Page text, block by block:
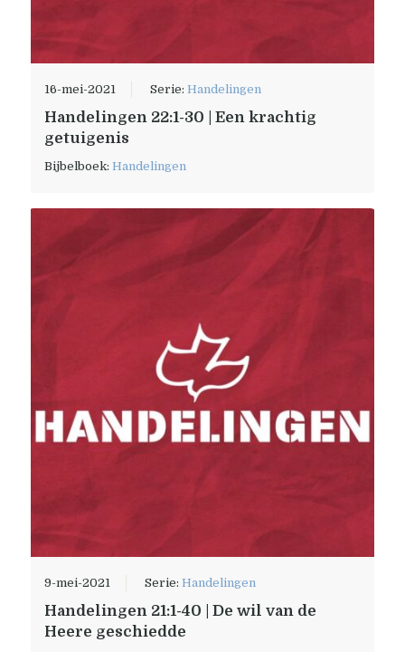
16-mei-2021 Serie:Handelingen
Handelingen 22:1-30 | Een krachtig
getuigenis
Bijbelboek:Handelingen
9-mei-2021 Serie:Handelingen
Handelingen 21:1-40 | De wil van de
Heere geschiedde